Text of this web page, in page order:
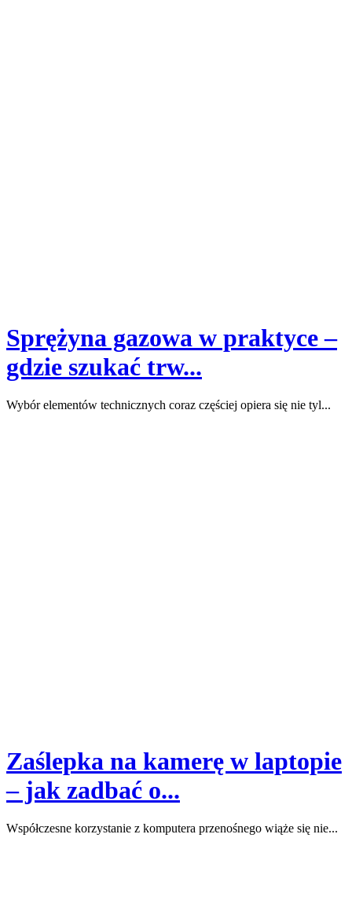
Sprężyna gazowa w praktyce –
gdzie szukać trw...
Wybór elementów technicznych coraz częściej opiera się nie tyl...
Zaślepka na kamerę w laptopie
– jak zadbać o...
Współczesne korzystanie z komputera przenośnego wiąże się nie...